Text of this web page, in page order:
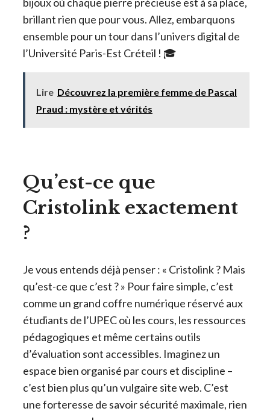
brillant rien que pour vous. Allez, embarquons
ensemble pour un tour dans l’univers digital de
l’Université Paris-Est Créteil ! 🎓
Lire Découvrez la première femme de Pascal
Praud : mystère et vérités
Qu’est-ce que
Cristolink exactement
?
Je vous entends déjà penser : « Cristolink ? Mais
qu’est-ce que c’est ? » Pour faire simple, c’est
comme un grand coffre numérique réservé aux
étudiants de l’UPEC où les cours, les ressources
pédagogiques et même certains outils
d’évaluation sont accessibles. Imaginez un
espace bien organisé par cours et discipline –
c’est bien plus qu’un vulgaire site web. C’est
une forteresse de savoir sécurité maximale, rien